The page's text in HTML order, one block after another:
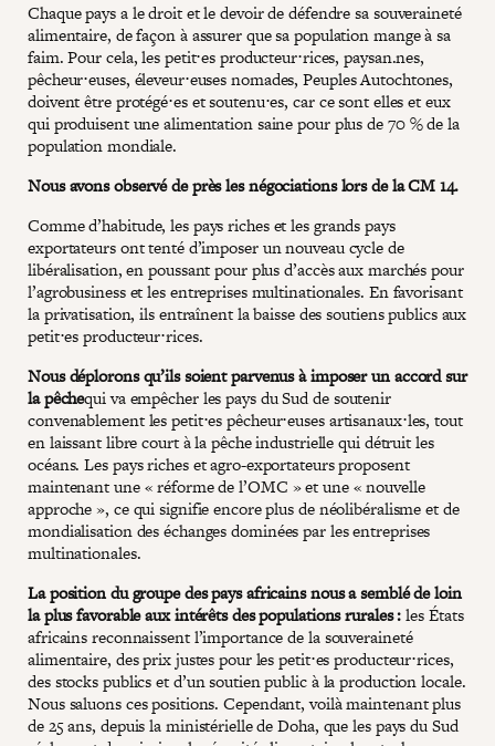
Chaque pays a le droit et le devoir de défendre sa souveraineté
alimentaire, de façon à assurer que sa population mange à sa
faim. Pour cela, les petit⋅es producteur⋅rices, paysan.nes,
pêcheur⋅euses, éleveur⋅euses nomades, Peuples Autochtones,
doivent être protégé⋅es et soutenu⋅es, car ce sont elles et eux
qui produisent une alimentation saine pour plus de 70 % de la
population mondiale.
Nous avons observé de près les négociations lors de la CM 14.
Comme d’habitude, les pays riches et les grands pays
exportateurs ont tenté d’imposer un nouveau cycle de
libéralisation, en poussant pour plus d’accès aux marchés pour
l’agrobusiness et les entreprises multinationales. En favorisant
la privatisation, ils entraînent la baisse des soutiens publics aux
petit⋅es producteur⋅rices.
Nous déplorons qu’ils soient parvenus à imposer un accord sur
la pêchequi va empêcher les pays du Sud de soutenir
convenablement les petit⋅es pêcheur⋅euses artisanaux⋅les, tout
en laissant libre court à la pêche industrielle qui détruit les
océans. Les pays riches et agro-exportateurs proposent
maintenant une « réforme de l’OMC » et une « nouvelle
approche », ce qui signifie encore plus de néolibéralisme et de
mondialisation des échanges dominées par les entreprises
multinationales.
La position du groupe des pays africains nous a semblé de loin
la plus favorable aux intérêts des populations rurales :les États
africains reconnaissent l’importance de la souveraineté
alimentaire, des prix justes pour les petit⋅es producteur⋅rices,
des stocks publics et d’un soutien public à la production locale.
Nous saluons ces positions. Cependant, voilà maintenant plus
de 25 ans, depuis la ministérielle de Doha, que les pays du Sud